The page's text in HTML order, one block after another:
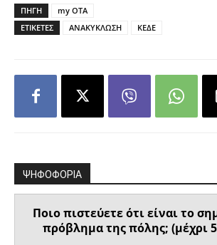
ΠΗΓΗ
my OTA
ΕΤΙΚΕΤΕΣ
ΑΝΑΚΥΚΛΩΣΗ ΚΕΔΕ
ΨΗΦΟΦΟΡΙΑ
Ποιο πιστεύετε ότι είναι το
πρόβλημα της πόλης; (μέχρι